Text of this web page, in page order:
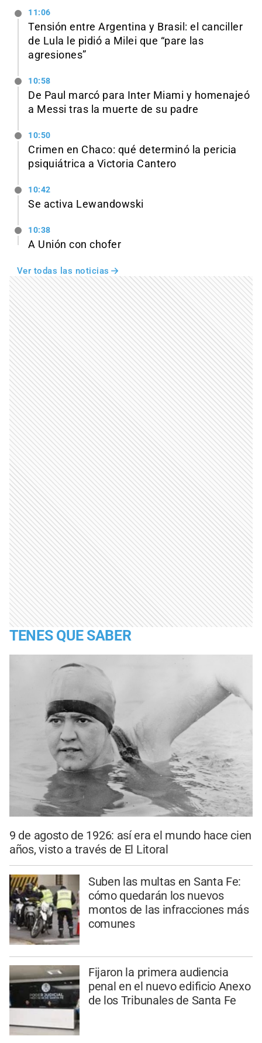
11:06
Tensión entre Argentina y Brasil: el canciller
de Lula le pidió a Milei que “pare las
agresiones”
10:58
De Paul marcó para Inter Miami y homenajeó
a Messi tras la muerte de su padre
10:50
Crimen en Chaco: qué determinó la pericia
psiquiátrica a Victoria Cantero
10:42
Se activa Lewandowski
10:38
A Unión con chofer
Ver todas las noticias
TENES QUE SABER
9 de agosto de 1926: así era el mundo hace cien
años, visto a través de El Litoral
Suben las multas en Santa Fe:
cómo quedarán los nuevos
montos de las infracciones más
comunes
Fijaron la primera audiencia
penal en el nuevo edificio Anexo
de los Tribunales de Santa Fe